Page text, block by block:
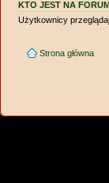
KTO JEST NA
Użytkownicy
Strona główna